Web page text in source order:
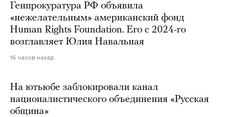
Генпрокуратура РФ объявила
«нежелательным» американский фонд
Human Rights Foundation. Его с 2024-го
возглавляет Юлия Навальная
16 часов назад
На ютьюбе заблокировали канал
националистического объединения «Русская
община»